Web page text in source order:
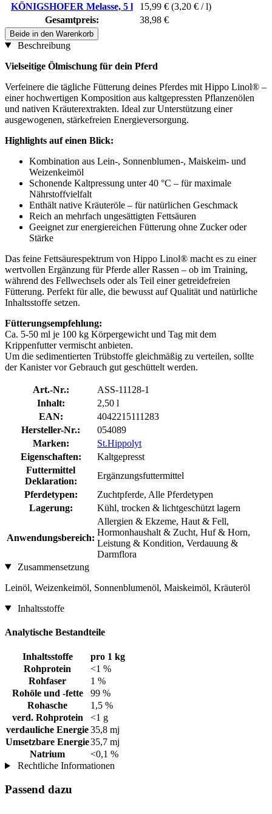
KÖNIGSHOFER Melasse, 5 l
15,99 € (3,20 € / l)
Gesamtpreis:
38,98 €
Beide in den Warenkorb
Beschreibung
Vielseitige Ölmischung für dein Pferd
Verfeinere die tägliche Fütterung deines Pferdes mit Hippo Linol® –
einer hochwertigen Komposition aus kaltgepressten Pflanzenölen
und nativen Kräuterextrakten. Ideal zur Unterstützung einer
ausgewogenen, stärkefreien Energieversorgung.
Highlights auf einen Blick:
Kombination aus Lein-, Sonnenblumen-, Maiskeim- und
Weizenkeimöl
Schonende Kaltpressung unter 40 °C – für maximale
Nährstoffvielfalt
Enthält native Kräuteröle – für natürlichen Geschmack
Reich an mehrfach ungesättigten Fettsäuren
Geeignet zur energiereichen Fütterung ohne Zucker oder
Stärke
Das feine Fettsäurespektrum von Hippo Linol® macht es zu einer
wertvollen Ergänzung für Pferde aller Rassen – ob im Training,
während des Fellwechsels oder als Teil einer getreidefreien
Fütterung. Perfekt für alle, die bewusst auf Qualität und natürliche
Inhaltsstoffe setzen.
Fütterungsempfehlung:
Ca. 5-50 ml je 100 kg Körpergewicht und Tag mit dem
Krippenfutter vermischt anbieten.
Um die sedimentierten Trübstoffe gleichmäßig zu verteilen, sollte
der Kanister vor Gebrauch gut geschüttelt werden.
Art.-Nr.:
ASS-11128-1
Inhalt:
2,50 l
EAN:
4042215111283
Hersteller-Nr.:
054089
Marken:
St.Hippolyt
Eigenschaften:
Kaltgepresst
Futtermittel
Deklaration:
Ergänzungsfuttermittel
Pferdetypen:
Zuchtpferde, Alle Pferdetypen
Lagerung:
Kühl, trocken & lichtgeschützt lagern
Anwendungsbereich:
Allergien & Ekzeme, Haut & Fell,
Hormonhaushalt & Zucht, Huf & Horn,
Leistung & Kondition, Verdauung &
Darmflora
Zusammensetzung
Leinöl, Weizenkeimöl, Sonnenblumenöl, Maiskeimöl, Kräuteröl
Inhaltsstoffe
Analytische Bestandteile
Inhaltsstoffe
pro 1 kg
Rohprotein
<1 %
Rohfaser
1 %
Rohöle und -fette
99 %
Rohasche
1,5 %
verd. Rohprotein
<1 g
verdauliche Energie35,8 mj
Umsetzbare Energie35,7 mj
Natrium
<0,1 %
Rechtliche Informationen
Passend dazu